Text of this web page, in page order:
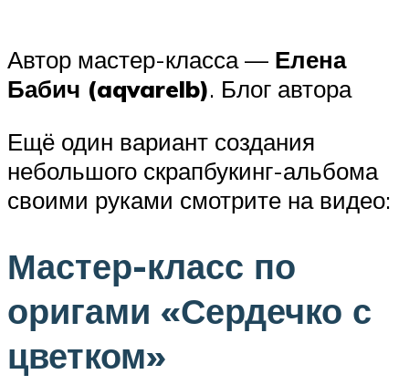
Автор мастер-класса — Елена
Бабич (aqvarelb). Блог автора
Ещё один вариант создания
небольшого скрапбукинг-альбома
своими руками смотрите на видео:
Мастер-класс по
оригами «Сердечко с
цветком»